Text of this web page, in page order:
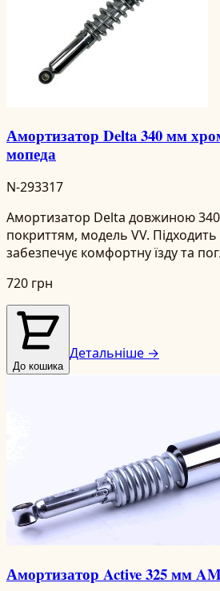
Амортизатор Delta 340 мм
мопеда
N-293317
Амортизатор Delta довжиною
покриттям, модель VV. Підходить
забезпечує комфортну їзду та
720 грн
До кошика
Детальніше →
Амортизатор Active 325 мм